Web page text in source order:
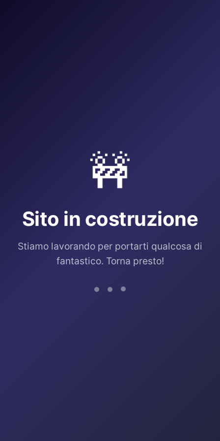
🚧
Sito in costruzione
Stiamo lavorando per portarti qualcosa di
fantastico. Torna presto!